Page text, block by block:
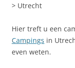
> Utrecht
Hier treft u een
Campings in
even weten.